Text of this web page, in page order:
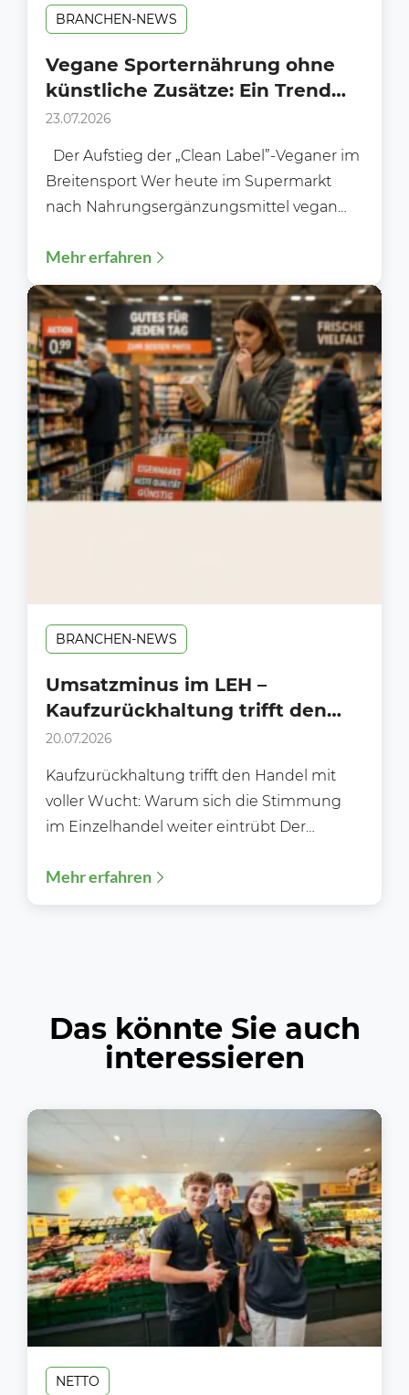
BRANCHEN-NEWS
Vegane Sporternährung ohne
künstliche Zusätze: Ein Trend
am Supermarkt-Regal?
23.07.2026
Der Aufstieg der „Clean Label”-Veganer im
Breitensport Wer heute im Supermarkt
nach Nahrungsergänzungsmittel vegan
Mehr erfahren
BRANCHEN-NEWS
Umsatzminus im LEH –
Kaufzurückhaltung trifft den
Handel mit voller Wucht!
20.07.2026
Kaufzurückhaltung trifft den Handel mit
voller Wucht: Warum sich die Stimmung
im Einzelhandel weiter eintrübt Der
unter Druck....
Mehr erfahren
Das könnte Sie auch
interessieren
NETTO